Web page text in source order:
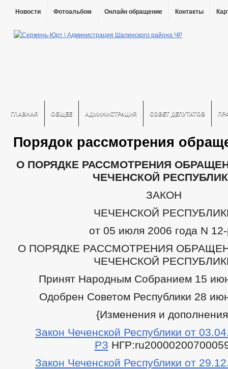
Новости Фотоальбом Онлайн обращение Контакты
ГЛАВНАЯ ОБЩЕЕ АДМИНИСТРАЦИЯ СОВЕТ ДЕПУТАТОВ
Порядок рассмотрения
О ПОРЯДКЕ РАССМОТРЕНИЯ
ЧЕЧЕНСКОЙ
ЗАКОН
ЧЕЧЕНСКОЙ
от 05 июля 2006 года N
О ПОРЯДКЕ РАССМОТРЕНИЯ
ЧЕЧЕНСКОЙ
Принят Народным Собранием 15
Одобрен Советом Республики 28
{Изменения и
Закон Чеченской Республики от
РЗ
Закон Чеченской Республики от